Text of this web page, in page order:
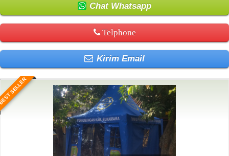
Chat Whatsapp
Telphone
Kirim Email
SELLER